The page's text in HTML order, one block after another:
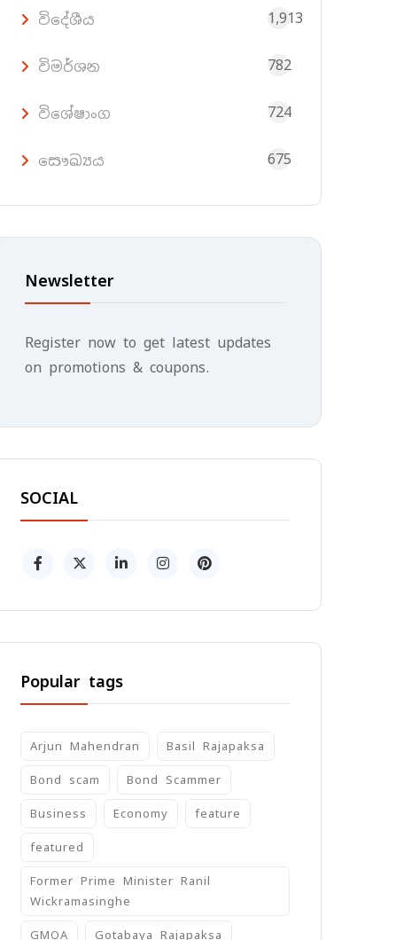
විදේශීය 1,913
විමර්ශන 782
විශේෂාංග 724
සෞඛ්‍යය 675
Newsletter
Register now to get latest updates
on promotions & coupons.
SOCIAL
Popular tags
Arjun Mahendran Basil Rajapaksa
Bond scam Bond Scammer
Business Economy feature
featured
Former Prime Minister Ranil
Wickramasinghe
GMOA Gotabaya Rajapaksa